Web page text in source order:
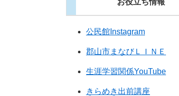
お役立ち情報
公民館Instagram
郡山市まなびＬＩＮＥ
生涯学習関係YouTube
きらめき出前講座